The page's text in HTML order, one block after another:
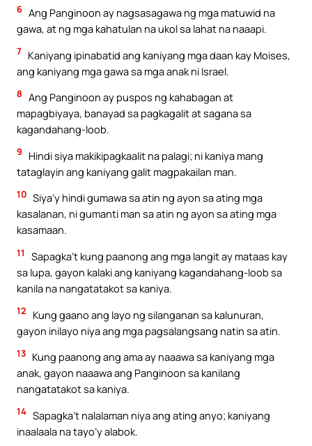
6 Ang Panginoon ay nagsasagawa ng mga matuwid na
gawa, at ng mga kahatulan na ukol sa lahat na naaapi.
7 Kaniyang ipinabatid ang kaniyang mga daan kay Moises,
ang kaniyang mga gawa sa mga anak ni Israel.
8 Ang Panginoon ay puspos ng kahabagan at
mapagbiyaya, banayad sa pagkagalit at sagana sa
kagandahang-loob.
9
Hindi siya makikipagkaalit na palagi; ni kaniya mang
tataglayin ang kaniyang galit magpakailan man.
10 Siya’y hindi gumawa sa atin ng ayon sa ating mga
kasalanan, ni gumanti man sa atin ng ayon sa ating mga
kasamaan.
11
Sapagka’t kung paanong ang mga langit ay mataas kay
sa lupa, gayon kalaki ang kaniyang kagandahang-loob sa
kanila na nangatatakot sa kaniya.
12
Kung gaano ang layo ng silanganan sa kalunuran,
gayon inilayo niya ang mga pagsalangsang natin sa atin.
13 Kung paanong ang ama ay naaawa sa kaniyang mga
anak, gayon naaawa ang Panginoon sa kanilang
nangatatakot sa kaniya.
14 Sapagka’t nalalaman niya ang ating anyo; kaniyang
inaalaala na tayo’y alabok.